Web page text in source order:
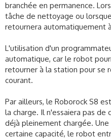
branchée en permanence.
tâche de nettoyage ou
retournera automatiquement
L'utilisation d'un
automatique, car le robot
retourner à la station pour se
courant.
Par ailleurs, le Roborock S8
la charge. Il n'essaiera pas de
déjà pleinement chargée.
certaine capacité, le robot